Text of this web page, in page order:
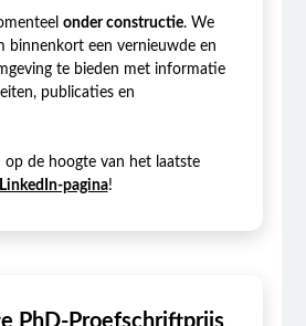
onder constructie. We
binnenkort een vernieuwde en
te bieden met informatie
publicaties en
op de hoogte van het laatste
LinkedIn-pagina!